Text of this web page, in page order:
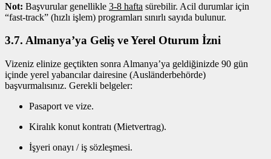
Not: Başvurular genellikle 3‑8 hafta sürebilir. Acil durumlar için
“fast‑track” (hızlı işlem) programları sınırlı sayıda bulunur.
3.7. Almanya’ya Geliş ve Yerel Oturum İzni
Vizeniz elinize geçtikten sonra Almanya’ya geldiğinizde 90 gün
içinde yerel yabancılar dairesine (Ausländerbehörde)
başvurmalısınız. Gerekli belgeler:
Pasaport ve vize.
Kiralık konut kontratı (Mietvertrag).
İşyeri onayı / iş sözleşmesi.